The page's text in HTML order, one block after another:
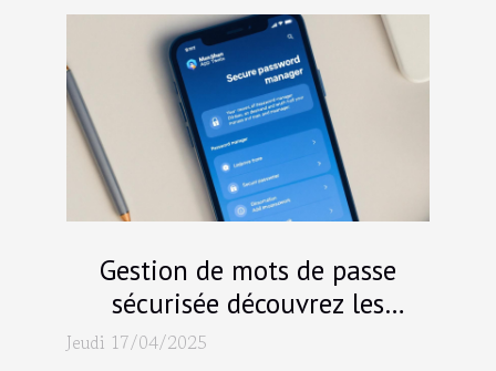
Gestion de mots de passe
sécurisée découvrez les
applications les plus fiables de
Jeudi 17/04/2025